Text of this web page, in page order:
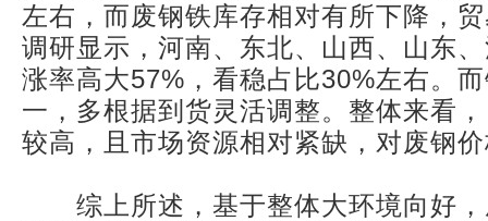
左右，而废钢铁库存相对有所下降，
调研显示，河南、东北、山西、山东
涨率高大57%，看稳占比30%左右。
一，多根据到货灵活调整。整体来看
较高，且市场资源相对紧缺，对废钢
综上所述，基于整体大环境向好，